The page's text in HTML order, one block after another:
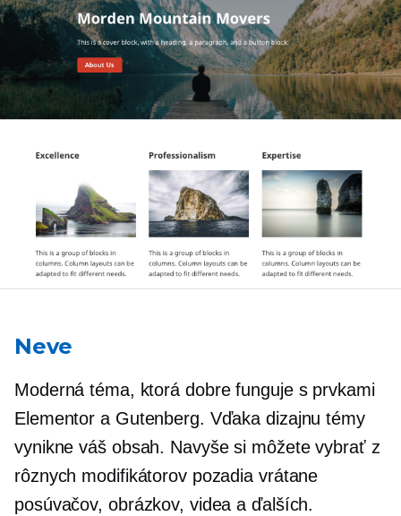
Neve
Moderná téma, ktorá dobre funguje s prvkami
Elementor a Gutenberg. Vďaka dizajnu témy
vynikne váš obsah. Navyše si môžete vybrať z
rôznych modifikátorov pozadia vrátane
posúvačov, obrázkov, videa a ďalších.